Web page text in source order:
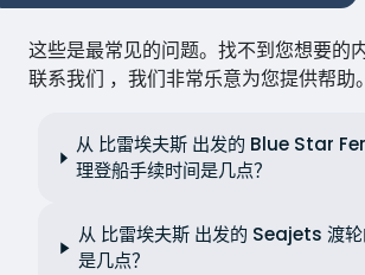
这些是最常见的问题。找不到您想要的
联系我们 ，我们非常乐意为您提供帮助。
从 比雷埃夫斯 出发的 Blue Star
理登船手续时间是几点？
从 比雷埃夫斯 出发的 Seajets 渡
是几点？